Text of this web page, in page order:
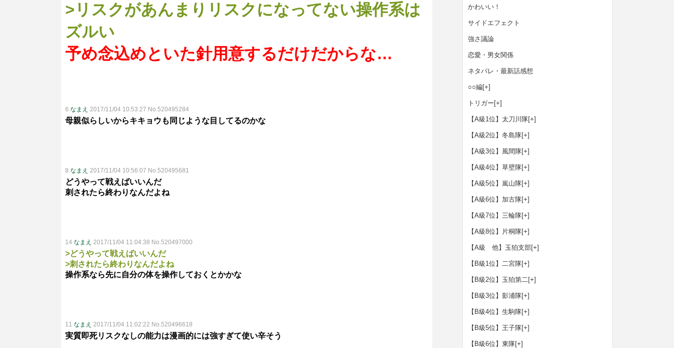
>リスクがあんまりリスクになってない操作系は
ズルい
予め念込めといた針用意するだけだからな…
6 なまえ 2017/11/04 10:53:27 No.520495284
母親似らしいからキキョウも同じような目してるのかな
8 なまえ 2017/11/04 10:56:07 No.520495681
どうやって戦えばいいんだ
刺されたら終わりなんだよね
14 なまえ 2017/11/04 11:04:38 No.520497000
>どうやって戦えばいいんだ
>刺されたら終わりなんだよね
操作系なら先に自分の体を操作しておくとかかな
11 なまえ 2017/11/04 11:02:22 No.520496618
実質即死リスクなしの能力は漫画的には強すぎて使い辛そう
かわいい！
サイドエフェクト
強さ議論
恋愛・男女関係
ネタバレ・最新話感想
○○編[+]
トリガー [+]
【A級1位】太刀川隊[+]
【A級2位】冬島隊[+]
【A級3位】風間隊[+]
【A級4位】草壁隊[+]
【A級5位】嵐山隊[+]
【A級6位】加古隊[+]
【A級7位】三輪隊[+]
【A級8位】片桐隊[+]
【A級 他】玉狛支部[+]
【B級1位】二宮隊[+]
【B級2位】玉狛第二[+]
【B級3位】影浦隊[+]
【B級4位】生駒隊[+]
【B級5位】王子隊[+]
【B級6位】東隊[+]